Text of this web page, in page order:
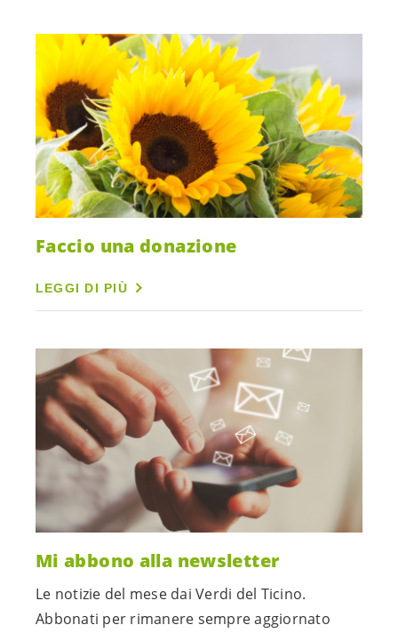
Faccio una donazione
LEGGI DI PIÙ
Mi abbono alla newsletter
Le notizie del mese dai Verdi del Ticino.
Abbonati per rimanere sempre aggiornato